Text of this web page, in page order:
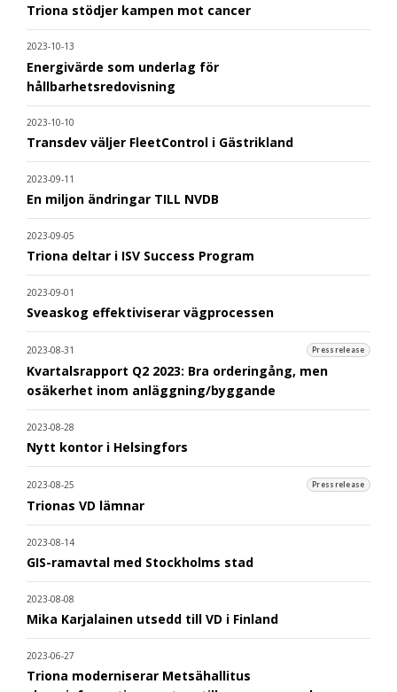
Triona stödjer kampen mot cancer
2023-10-13
Energivärde som underlag för
hållbarhetsredovisning
2023-10-10
Transdev väljer FleetControl i Gästrikland
2023-09-11
En miljon ändringar TILL NVDB
2023-09-05
Triona deltar i ISV Success Program
2023-09-01
Sveaskog effektiviserar vägprocessen
2023-08-31 Pressrelease
Kvartalsrapport Q2 2023: Bra orderingång, men
osäkerhet inom anläggning/byggande
2023-08-28
Nytt kontor i Helsingfors
2023-08-25 Pressrelease
Trionas VD lämnar
2023-08-14
GIS-ramavtal med Stockholms stad
2023-08-08
Mika Karjalainen utsedd till VD i Finland
2023-06-27
Triona moderniserar Metsähallitus